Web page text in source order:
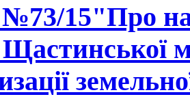
15"Про
Щастинської